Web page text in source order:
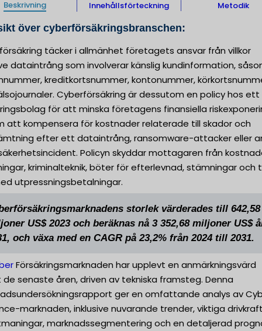
Beskrivning Innehållsförteckning Metodik
över cyberförsäkringsbranschen:
täcker i allmänhet företagets ansvar från villkor
dataintrång som involverar känslig kundinformation,
kreditkortsnummer, kontonummer,
Cyberförsäkring är dessutom en policy hos ett
för att minska företagens finansiella
att kompensera för kostnader relaterade till skador och
efter ett dataintrång, ransomware-attacker eller
Policyn skyddar mottagaren från
kriminalteknik, böter för efterlevnad, stämningar och
utpressningsbetalningar.
storlek värderades till 642,58
US$ 2023 och beräknas nå 3 352,68 miljoner US$
och växa med en CAGR på 23,2% från 2024 till 2031.
Försäkringsmarknaden har upplevt en anmärkningsvärd
de senaste åren, driven av tekniska framsteg. Denna
ger en omfattande analys av
marknaden, inklusive nuvarande trender, viktiga
marknadssegmentering och en detaljerad